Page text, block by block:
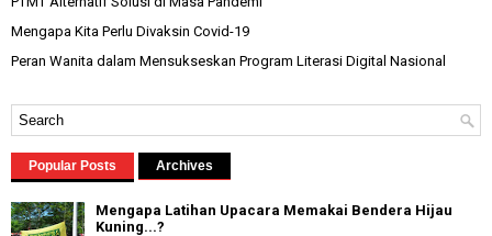
Mengapa Kita Perlu Divaksin Covid-19
Peran Wanita dalam Mensukseskan Program Literasi Digital Nasional
Popular Posts Archives
Mengapa Latihan Upacara Memakai Bendera Hijau
Kuning...?